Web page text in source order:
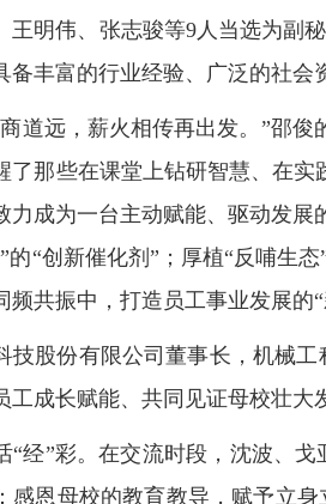
王明伟、张志骏等9人当选为副
备丰富的行业经验、广泛的社
道远，薪火相传再出发。”邵
了那些在课堂上钻研智慧、在
力成为一台主动赋能、驱动发展
的“创新催化剂”；厚植“反哺生
频共振中，打造员工事业发展的
技股份有限公司董事长，机械
工成长赋能、共同见证母校壮大
“经”彩。在交流时段，沈波、
感恩母校的教育教导，赋予立